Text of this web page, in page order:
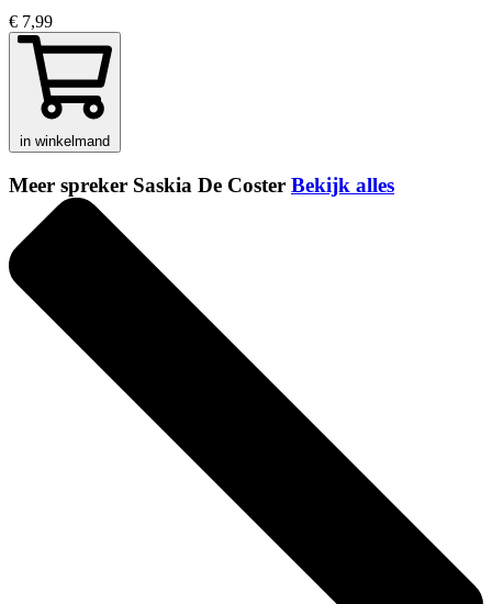
€ 7,99
in winkelmand
Meer spreker Saskia De Coster Bekijk alles